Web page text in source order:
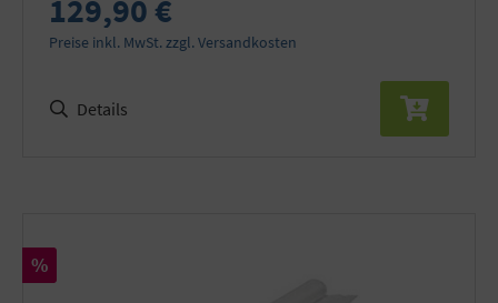
129,90 €
Preise inkl. MwSt. zzgl. Versandkosten
Details
Rabatt
%